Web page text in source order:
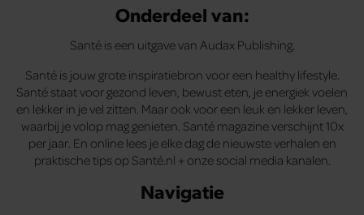
Onderdeel van:
Santé is een uitgave van Audax Publishing.
Santé is jouw grote inspiratiebron voor een healthy lifestyle.
Santé staat voor gezond leven, bewust eten, je energiek voelen
en lekker in je vel zitten. Maar ook voor een leuk en lekker leven,
waarbij je volop mag genieten. Santé magazine verschijnt 10x
per jaar. En online lees je elke dag de nieuwste verhalen en
praktische tips op Santé.nl + onze social media kanalen.
Navigatie